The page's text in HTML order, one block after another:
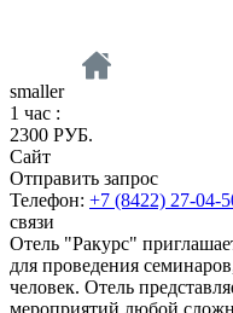
smaller
1 час :
2300 РУБ.
Сайт
Отправить запрос
Телефон: +7 (8422) 27-04-
связи
Отель "Ракурс"
для проведения
человек. Отель
мероприятий любой